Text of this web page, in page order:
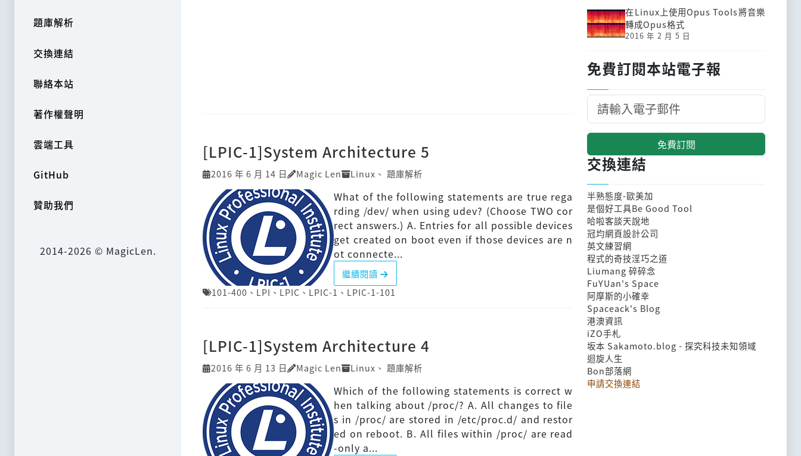
題庫解析
交換連結
聯絡本站
著作權聲明
雲端工具
GitHub
贊助我們
2014-2026 © MagicLen.
[LPIC-1]System Architecture 5
2016 年 6 月 14 日 Magic Len Linux 、 題庫解析
What of the following statements are true rega
rding /dev/ when using udev? (Choose TWO cor
rect answers.) A. Entries for all possible devices
get created on boot even if those devices are n
ot connecte...
繼續閱讀
101-400 、 LPI 、 LPIC 、 LPIC-1 、 LPIC-1-101
[LPIC-1]System Architecture 4
2016 年 6 月 13 日 Magic Len Linux 、 題庫解析
Which of the following statements is correct w
hen talking about /proc/? A. All changes to file
s in /proc/ are stored in /etc/proc.d/ and restor
ed on reboot. B. All files within /proc/ are read
-only a...
在Linux上使用Opus Tools將音樂
轉成Opus格式
2016 年 2 月 5 日
免費訂閱本站電子報
免費訂閱
交換連結
半熟態度-歐美加
是個好工具Be Good Tool
哈啦客談天說地
冠均網頁設計公司
英文練習網
程式的奇技淫巧之道
Liumang 碎碎念
FuYUan's Space
阿摩斯的小確幸
Spaceack's Blog
港澳資訊
iZO手札
坂本 Sakamoto.blog - 探究科技未知領域
迴旋人生
Bon部落網
申請交換連結